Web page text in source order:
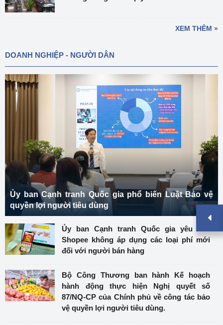
XEM THÊM »
DOANH NGHIỆP - NGƯỜI DÂN
Ủy ban Cạnh tranh Quốc gia phổ biến Luật Bảo vệ
quyền lợi người tiêu dùng
Ủy ban Cạnh tranh Quốc gia yêu cầu
Shopee không áp dụng các loại phí mới
đối với người bán hàng
Bộ Công Thương ban hành Kế hoạch
hành động thực hiện Nghị quyết số
87/NQ-CP của Chính phủ về công tác bảo
vệ quyền lợi người tiêu dùng.